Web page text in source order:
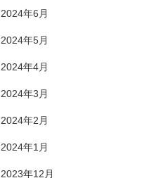
2024年6月
2024年5月
2024年4月
2024年3月
2024年2月
2024年1月
2023年12月